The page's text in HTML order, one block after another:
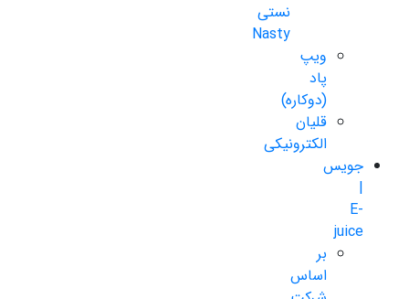
نستی
Nasty
ویپ
پاد
(دوکاره)
قلیان
الکترونیکی
جویس
|
E-
juice
بر
اساس